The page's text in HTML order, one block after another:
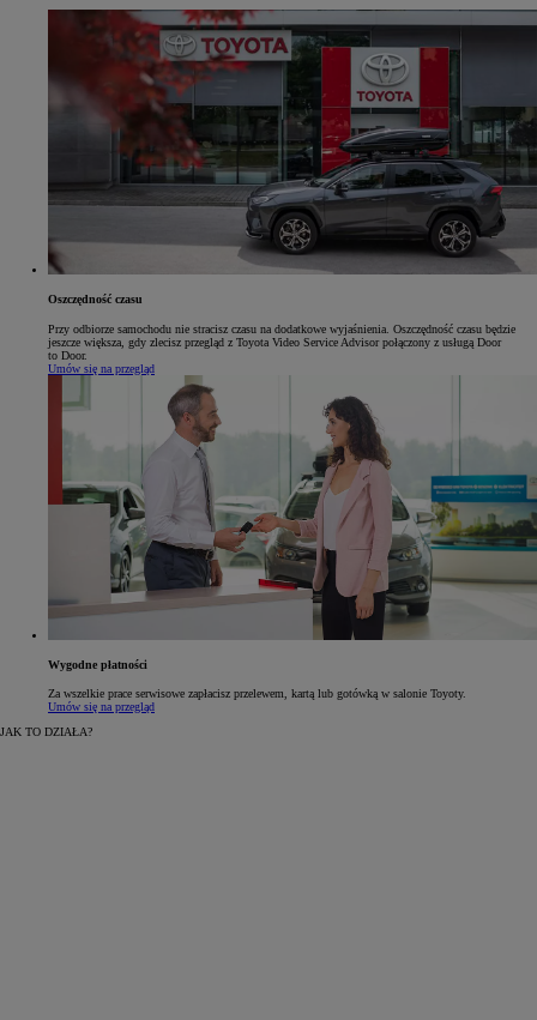
Oszczędność czasu
Przy odbiorze samochodu nie stracisz czasu na dodatkowe wyjaśnienia. Oszczędność czasu będzie
jeszcze większa, gdy zlecisz przegląd z Toyota Video Service Advisor połączony z usługą Door
to Door.
Umów się na przegląd
Wygodne płatności
Za wszelkie prace serwisowe zapłacisz przelewem, kartą lub gotówką w salonie Toyoty.
Umów się na przegląd
JAK TO DZIAŁA?